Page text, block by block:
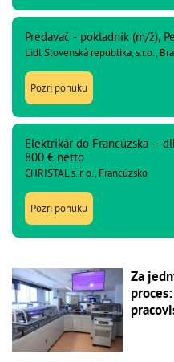
Predavač - pokladník (m/ž),
Lidl Slovenská republika, s.r.o.,
Pozri ponuku
Elektrikár do Francúzska –
800 € netto
CHRISTAL s. r. o., Francúzsko
Pozri ponuku
Za